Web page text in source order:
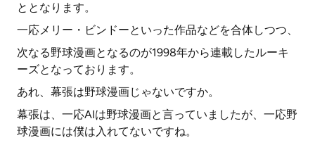
ととなります。
一応メリー・ビンドーといった作品などを合体しつつ、
次なる野球漫画となるのが1998年から連載したルーキ
ーズとなっております。
あれ、幕張は野球漫画じゃないですか。
幕張は、一応AIは野球漫画と言っていましたが、一応野
球漫画には僕は入れてないですね。